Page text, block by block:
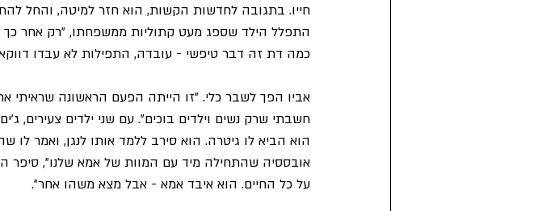
חייו. בתגובה לחדשות הקשות, הוא חזר למיטה, והחל
התפלל הילד שספג מעט קתוליות ממשפחתו, "רק אחר כך
כמה דת זה דבר טיפשי - עובדה, התפילות לא עבדו דווקא
אביו הפך לשבר כלי. "זו הייתה הפעם הראשונה שראיתי
חשבתי שרק נשים וילדים בוכים". עם שני ילדים צעירים,
הוא הביא לו גיטרה. הוא סירב ללמד אותו לנגן, ואמר
אובססיה שהתחילה מיד עם המוות של אמא שלנו", סיפר
על כל החיים. הוא איבד אמא - אבל מצא משהו אחר".